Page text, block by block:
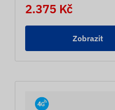
2.375 Kč
Zobrazit